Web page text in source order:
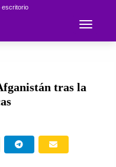
escritorio
Toggle
tras la